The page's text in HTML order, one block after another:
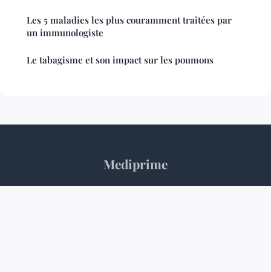
Les 5 maladies les plus couramment traitées par
un immunologiste
Le tabagisme et son impact sur les poumons
Mediprime